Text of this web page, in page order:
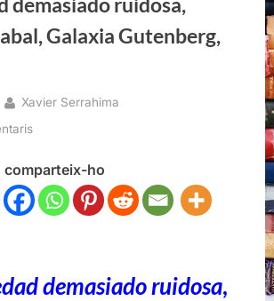
Galaxia Gutenberg,
By
Xavier Serrahima
a
soledad
demasiado
ruidosa,
Gutenberg,
comparteix-ho
demasiado ruidosa,